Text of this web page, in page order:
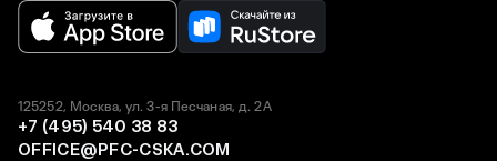
125252, Москва, ул. 3-я Песчаная, д. 2А
+7 (495) 540 38 83
OFFICE@PFC-CSKA.COM